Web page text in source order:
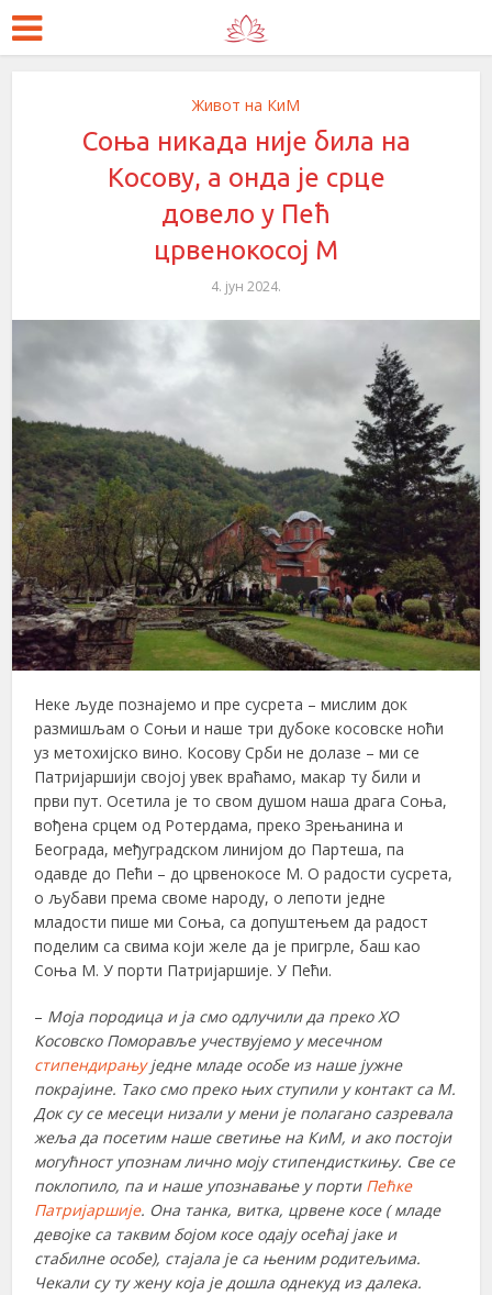
Живот на КиМ
Соња никада није била на
Косову, а онда је срце
довело у Пећ
црвенокосој М
4. јун 2024.
Неке људе познајемо и пре сусрета – мислим док
размишљам о Соњи и наше три дубоке косовске ноћи
уз метохијско вино. Косову Срби не долазе – ми се
Патријаршији својој увек враћамо, макар ту били и
први пут. Осетила је то свом душом наша драга Соња,
вођена срцем од Ротердама, преко Зрењанина и
Београда, међуградском линијом до Партеша, па
одавде до Пећи – до црвенокосе М. О радости сусрета,
о љубави према своме народу, о лепоти једне
младости пише ми Соња, са допуштењем да радост
поделим са свима који желе да је пригрле, баш као
Соња М. У порти Патријаршије. У Пећи.
– Моја породица и ја смо одлучили да преко ХО
Косовско Поморавље учествујемо у месечном
стипендирањуједне младе особе из наше јужне
покрајине. Тако смо преко њих ступили у контакт са М.
Док су се месеци низали у мени је полагано сазревала
жеља да посетим наше светиње на КиМ, и ако постоји
могућност упознам лично моју стипендисткињу. Све се
поклопило, па и наше упознавање у порти Пећке
Патријаршије. Она танка, витка, црвене косе ( младе
девојке са таквим бојом косе одају осећај јаке и
стабилне особе), стајала је са њеним родитељима.
Чекали су ту жену која је дошла однекуд из далека.